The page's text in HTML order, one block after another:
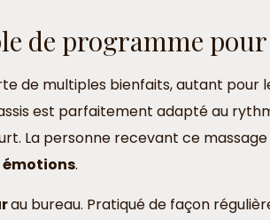
de programme
de multiples bienfaits, autant pour
est parfaitement adapté au
La personne recevant ce massage
émotions.
au bureau. Pratiqué de façon